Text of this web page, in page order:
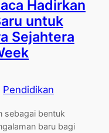
Hadirkan
untuk
Sejahtera
Pendidikan
sebagai bentuk
baru bagi